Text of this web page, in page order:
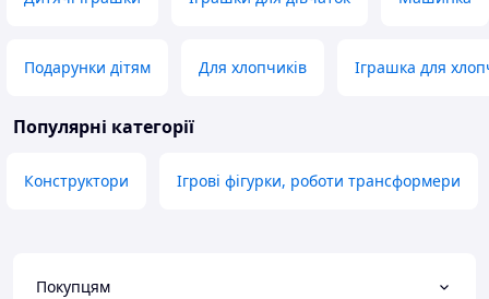
Подарунки дітям Для хлопчиків Іграшка для
Популярні категорії
Конструктори Ігрові фігурки, роботи трансформери
Покупцям